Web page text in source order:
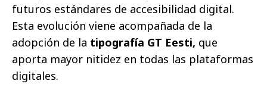
futuros estándares de accesibilidad digital.
Esta evolución viene acompañada de la
adopción de la tipografía GT Eesti, que
aporta mayor nitidez en todas las plataformas
digitales.